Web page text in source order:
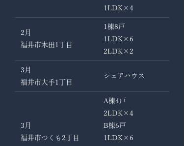
1LDK×4
2月
福井市木田1丁目
1棟8戸
1LDK×6
2LDK×2
3月
福井市大手1丁目
シェアハウス
3月
福井市つくも2丁目
A棟4戸
2LDK×4
B棟6戸
1LDK×6